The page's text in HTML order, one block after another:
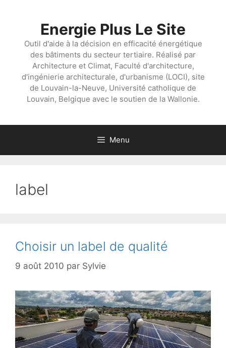
Energie Plus Le Site
Outil d'aide à la décision en efficacité énergétique
des bâtiments du secteur tertiaire. Réalisé par
Architecture et Climat, Faculté d'architecture,
d'ingénierie architecturale, d'urbanisme (LOCI), site
de Louvain-la-Neuve, Université catholique de
Louvain, Belgique avec le soutien de la Wallonie.
Menu
label
Choisir un label de qualité
9 août 2010 par Sylvie